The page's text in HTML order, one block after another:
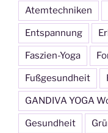
Atemtechniken
Entspannung
Faszien-Yoga
Fußgesundheit
GANDIVA YOGA
Gesundheit